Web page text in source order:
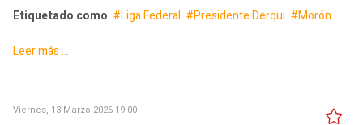
Etiquetado como
Liga Federal Presidente Derqui Morón
Leer más ...
Viernes, 13 Marzo 2026 19:00